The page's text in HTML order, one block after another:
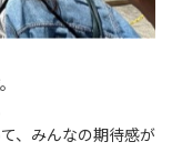
、みんなの期待感が